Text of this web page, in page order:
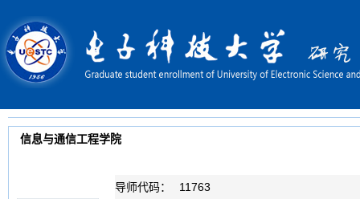
信息与通信工程学院
导师代码：
11763